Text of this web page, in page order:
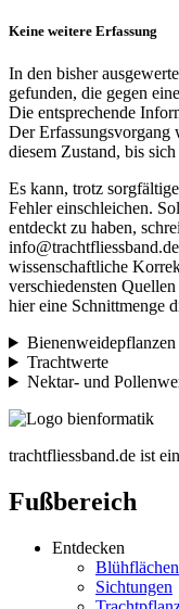
Keine weitere Erfassung
In den bisher
gefunden, die gegen
Die entsprechende
Der Erfassungsvorgang
diesem Zustand, bis
Es kann, trotz
Fehler einschleichen.
entdeckt zu haben,
wissenschaftliche
verschiedensten
hier eine Schnittmenge
Bienenweidepflanzen
Trachtwerte
Nektar- und
trachtfliessband.de ist
Fußbereich
Entdecken
Blühflächen
Sichtungen